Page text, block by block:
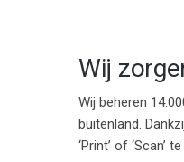
Wij
Wij beheren
buitenland.
‘Print’ of ‘Scan’